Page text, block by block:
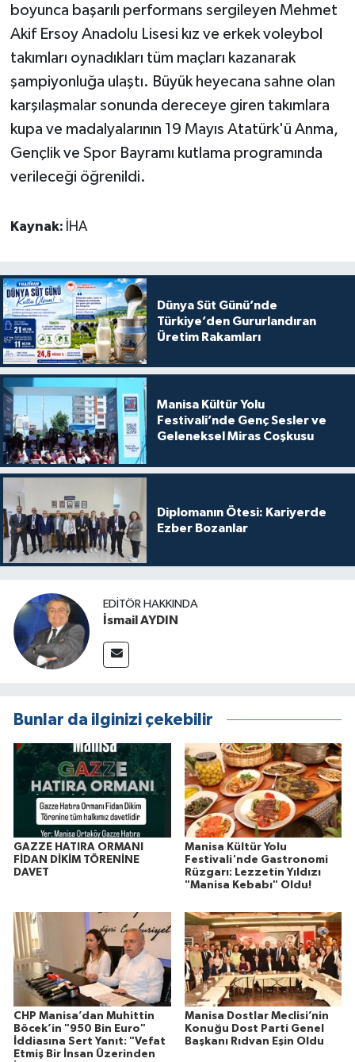
boyunca başarılı performans sergileyen Mehmet
Akif Ersoy Anadolu Lisesi kız ve erkek voleybol
takımları oynadıkları tüm maçları kazanarak
şampiyonluğa ulaştı. Büyük heyecana sahne olan
karşılaşmalar sonunda dereceye giren takımlara
kupa ve madalyalarının 19 Mayıs Atatürk'ü Anma,
Gençlik ve Spor Bayramı kutlama programında
verileceği öğrenildi.
Kaynak: İHA
Dünya Süt Günü’nde
Türkiye’den Gururlandıran
Üretim Rakamları
Manisa Kültür Yolu
Festivali’nde Genç Sesler ve
Geleneksel Miras Coşkusu
Diplomanın Ötesi: Kariyerde
Ezber Bozanlar
EDITÖR HAKKINDA
İsmail AYDIN
Bunlar da ilginizi çekebilir
GAZZE HATIRA ORMANI
FİDAN DİKİM TÖRENİNE
DAVET
Manisa Kültür Yolu
Festivali'nde Gastronomi
Rüzgarı: Lezzetin Yıldızı
"Manisa Kebabı" Oldu!
CHP Manisa’dan Muhittin
Böcek’in "950 Bin Euro"
İddiasına Sert Yanıt: "Vefat
Etmiş Bir İnsan Üzerinden
Manisa Dostlar Meclisi’nin
Konuğu Dost Parti Genel
Başkanı Rıdvan Eşin Oldu